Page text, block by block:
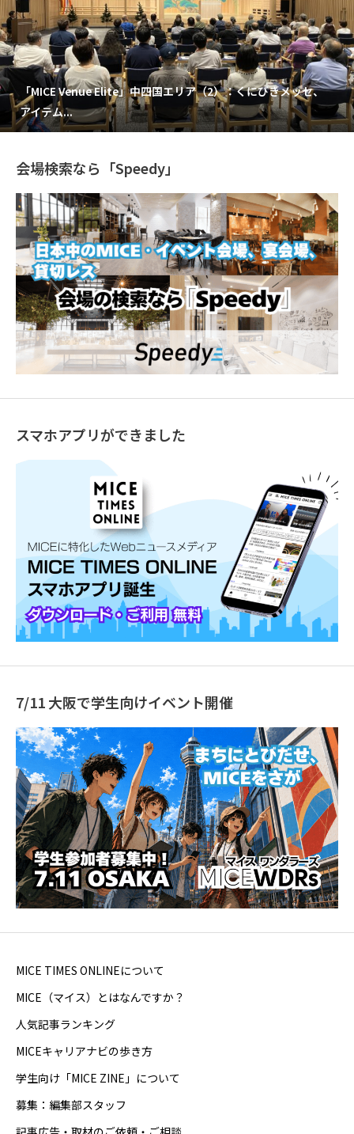
「MICE Venue Elite」中四国エリア（2）：くにびきメッセ、
アイテム...
会場検索なら「Speedy」
スマホアプリができました
7/11 大阪で学生向けイベント開催
MICE TIMES ONLINEについて
MICE（マイス）とはなんですか？
人気記事ランキング
MICEキャリアナビの歩き方
学生向け「MICE ZINE」について
募集：編集部スタッフ